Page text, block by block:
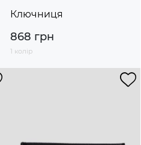
Ключниця
868 грн
1 колір